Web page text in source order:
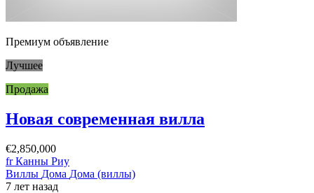
Премиум объявление
Лучшее
Продажа
Новая современная вилла
€2,850,000
fr Канны Риу
Виллы Дома Дома (виллы)
7 лет назад